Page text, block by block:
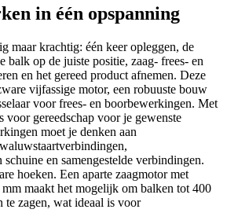
in één opspanning
maar krachtig: één keer opleggen, de
balk op de juiste positie, zaag- frees- en
en het gereed product afnemen. Deze
vijfassige motor, een robuuste bouw
voor frees- en boorbewerkingen. Met
voor gereedschap voor je gewenste
moet je denken aan
en samengestelde verbindingen.
hoeken. Een aparte zaagmotor met
maakt het mogelijk om balken tot 400
te zagen, wat ideaal is voor